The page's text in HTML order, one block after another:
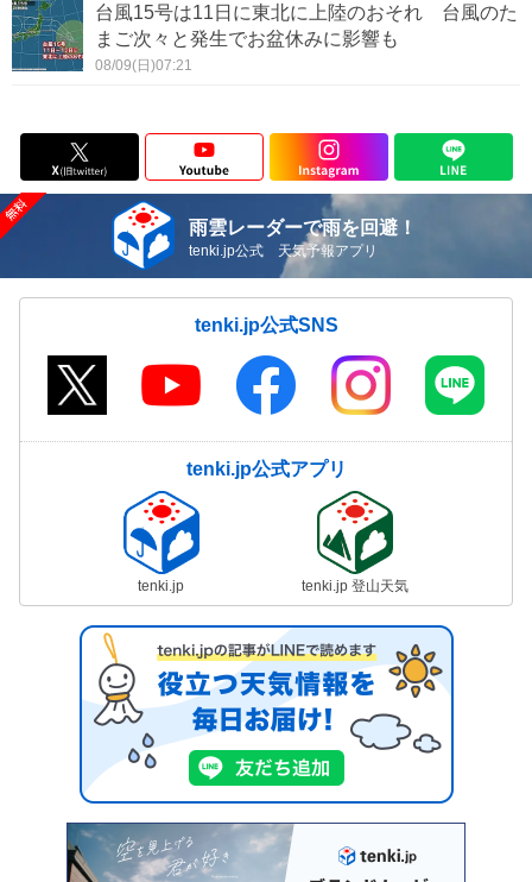
台風15号は11日に東北に上陸のおそれ 台風のた
まご次々と発生でお盆休みに影響も
08/09(日)07:21
雨雲レーダーで雨を回避！
tenki.jp公式 天気予報アプリ
tenki.jp公式SNS
tenki.jp公式アプリ
tenki.jp tenki.jp 登山天気